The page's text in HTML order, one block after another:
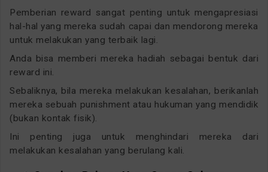
Pemberian reward sangat penting untuk mengapresiasi
hal-hal yang mereka sudah capai dan mendorong mereka
untuk melakukan yang terbaik lagi.
Anda bisa memberi mereka hadiah sebagai bentuk dari
reward ini.
Sebaliknya, bila mereka melakukan kesalahan, berikanlah
mereka sebuah punishment atau hukuman yang mendidik
(bukan kontak fisik).
Ini penting juga untuk menghindari mereka dari
melakukan kesalahan yang berulang kali.